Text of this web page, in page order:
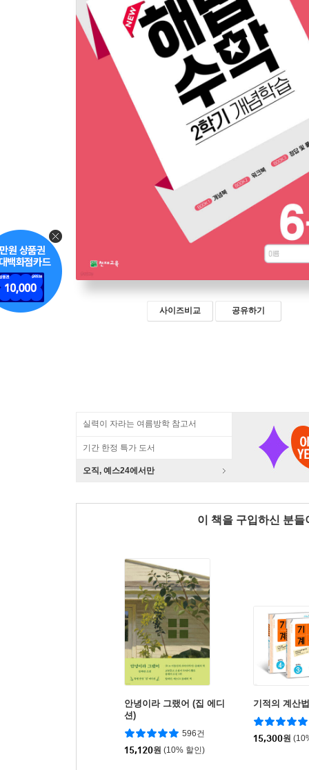
사이즈비교 공유하기
실력이 자라는 여름방학 참고서
기간 한정 특가 도서
오직, 예스24에서만
이 책을 구입하신 분
안녕이라 그랬어 (집 에디
션)
596건
15,120원 (10% 할인)
기적의 계산
15,300원